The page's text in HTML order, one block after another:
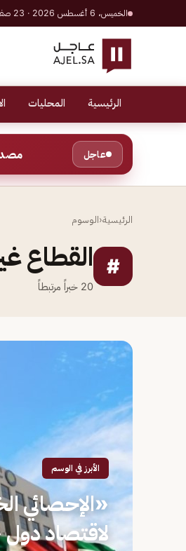
الخميس، 6 أغسطس 2026 · 23 صفر 1448 هـ
الرئيسية المحليات
عاجل
الرئيسية‹الوسوم
# القطاع
20 خبراً مرتبطاً
الأبرز في الوسم
«الإحصائي
لاقتصاد دول